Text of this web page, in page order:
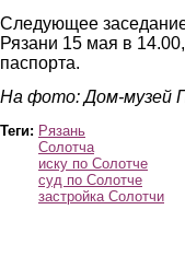
Следующее
Рязани 15 мая в
паспорта.
На фото: Дом-музей
Теги: Рязань
Солотча
иску по Солотче
суд по Солотче
застройка Солотчи